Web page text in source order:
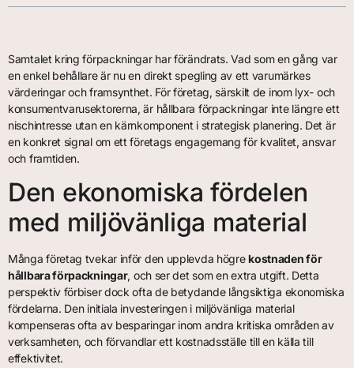
Samtalet kring förpackningar har förändrats. Vad som en gång var
en enkel behållare är nu en direkt spegling av ett varumärkes
värderingar och framsynthet. För företag, särskilt de inom lyx- och
konsumentvarusektorerna, är hållbara förpackningar inte längre ett
nischintresse utan en kärnkomponent i strategisk planering. Det är
en konkret signal om ett företags engagemang för kvalitet, ansvar
och framtiden.
Den ekonomiska fördelen
med miljövänliga material
Många företag tvekar inför den upplevda högrekostnaden för
hållbara förpackningar, och ser det som en extra utgift. Detta
perspektiv förbiser dock ofta de betydande långsiktiga ekonomiska
fördelarna. Den initiala investeringen i miljövänliga material
kompenseras ofta av besparingar inom andra kritiska områden av
verksamheten, och förvandlar ett kostnadsställe till en källa till
effektivitet.